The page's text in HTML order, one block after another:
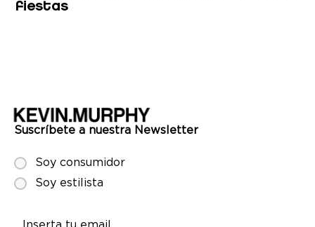
fiestas
Suscríbete a nuestra Newsletter
Soy consumidor
Soy estilista